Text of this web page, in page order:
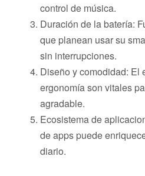
control de música.
Duración de la batería:
que planean usar su
sin interrupciones.
Diseño y comodidad: El
ergonomía son vitales
agradable.
Ecosistema de
de apps puede
diario.